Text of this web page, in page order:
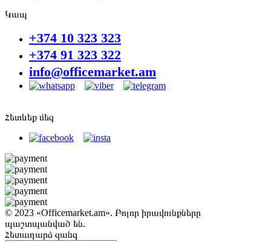
Կապ
+374 10 323 323
+374 91 323 322
info@officemarket.am
Հետևեք մեզ
© 2023 «Officemarket.am». Բոլոր իրավունքները
պաշտպանված են.
Հետադարձ զանգ